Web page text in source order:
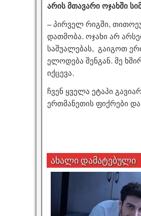
არის მთავარი ოჯახში
– პირველ რიგში,
დათმობა. ოჯახი არ
საშუალებას, გაიგოთ
ელოდება შენგან. მე
იქცევა.
ჩვენ ყველა ეტაპი
ერთმანეთის ფიქრები
ახალი დამატებული